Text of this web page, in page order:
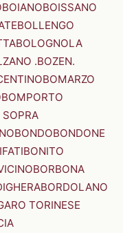
BOIANOBOISSANO
BOLLENGO
BOLOGNOLA
.BOZEN.
BOMARZO
BOMPORTO
SOPRA
BONDOBONDONE
BONITO
BORBONA
BORDOLANO
TORINESE